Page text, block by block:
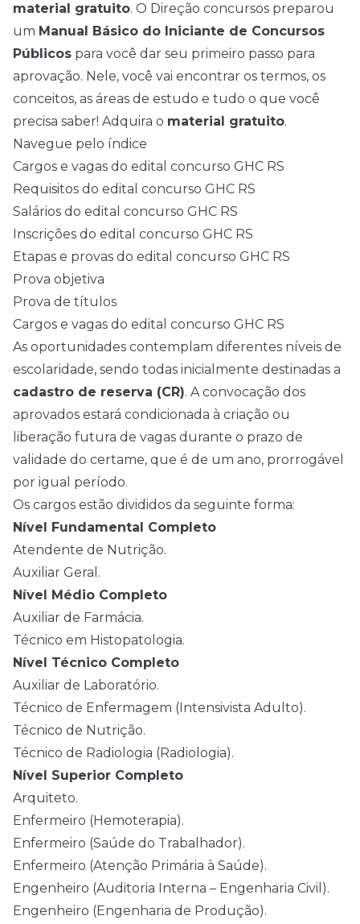
material gratuito. O Direção concursos preparou
um Manual Básico do Iniciante de Concursos
Públicos para você dar seu primeiro passo para
aprovação. Nele, você vai encontrar os termos, os
conceitos, as áreas de estudo e tudo o que você
precisa saber! Adquira o material gratuito.
Navegue pelo índice
Cargos e vagas do edital concurso GHC RS
Requisitos do edital concurso GHC RS
Salários do edital concurso GHC RS
Inscrições do edital concurso GHC RS
Etapas e provas do edital concurso GHC RS
Prova objetiva
Prova de títulos
Cargos e vagas do edital concurso GHC RS
As oportunidades contemplam diferentes níveis de
escolaridade, sendo todas inicialmente destinadas a
cadastro de reserva (CR). A convocação dos
aprovados estará condicionada à criação ou
liberação futura de vagas durante o prazo de
validade do certame, que é de um ano, prorrogável
por igual período.
Os cargos estão divididos da seguinte forma:
Nível Fundamental Completo
Atendente de Nutrição.
Auxiliar Geral.
Nível Médio Completo
Auxiliar de Farmácia.
Técnico em Histopatologia.
Nível Técnico Completo
Auxiliar de Laboratório.
Técnico de Enfermagem (Intensivista Adulto).
Técnico de Nutrição.
Técnico de Radiologia (Radiologia).
Nível Superior Completo
Arquiteto.
Enfermeiro (Hemoterapia).
Enfermeiro (Saúde do Trabalhador).
Enfermeiro (Atenção Primária à Saúde).
Engenheiro (Auditoria Interna – Engenharia Civil).
Engenheiro (Engenharia de Produção).